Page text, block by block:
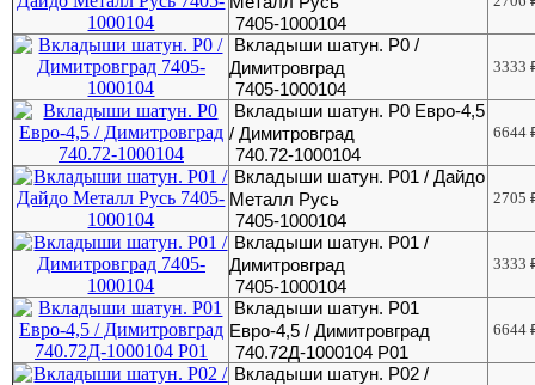
7405-1000104
Вкладыши шатун. Р0 /
Димитровград
7405-1000104
3333
Вкладыши шатун. Р0 Евро-4,5
/ Димитровград
740.72-1000104
6644
Вкладыши шатун. Р01 / Дайдо
Металл Русь
7405-1000104
2705
Вкладыши шатун. Р01 /
Димитровград
7405-1000104
3333
Вкладыши шатун. Р01
Евро-4,5 / Димитровград
740.72Д-1000104 Р01
6644
Вкладыши шатун. Р02 /